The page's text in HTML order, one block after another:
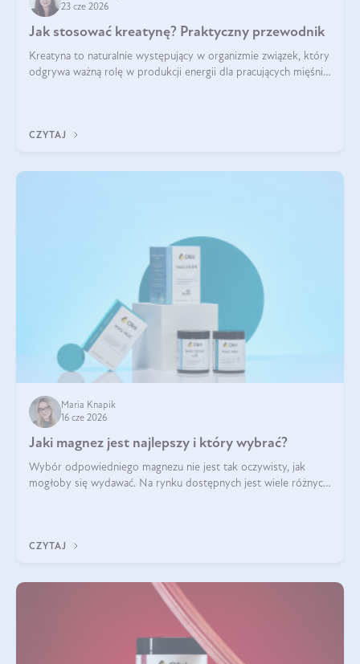
23 cze 2026
Jak stosować kreatynę? Praktyczny przewodnik
Kreatyna to naturalnie występujący w organizmie związek, który
odgrywa ważną rolę w produkcji energii dla pracujących mięśni.
CZYTAJ
Maria Knapik
16 cze 2026
Jaki magnez jest najlepszy i który wybrać?
Wybór odpowiedniego magnezu nie jest tak oczywisty, jak
mogłoby się wydawać. Na rynku dostępnych jest wiele różnych
CZYTAJ